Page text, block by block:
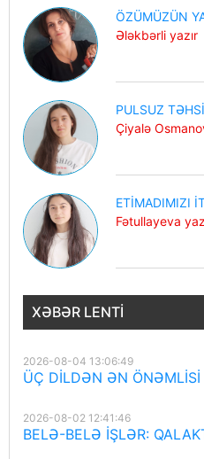
ÖZÜMÜZÜN
Ələkbərli yazır
PULSUZ
Çiyalə
ETİMADIMIZI
Fətullayeva
XƏBƏR LENTI
2026-08-04 13:06:49
ÜÇ DİLDƏN ƏN ÖNƏMLİSİ
2026-08-02 12:41:46
BELƏ-BELƏ İŞLƏR: